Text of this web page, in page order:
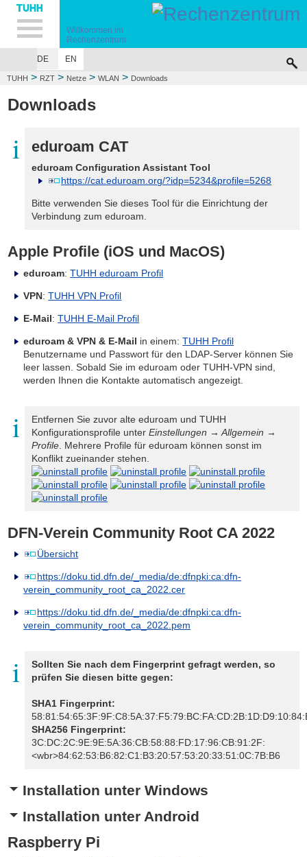
Hauptnavigation
Unternavigation
Inhalt
Suche
Willkommen im
Rechenzentrum
DE
EN
TUHH > RZT > Netze > WLAN > Downloads
Downloads
eduroam CAT
eduroam Configuration Assistant Tool
https://cat.eduroam.org/?idp=5234&profile=5268
Bitte verwenden Sie dieses Tool für die Einrichtung der
Verbindung zum eduroam.
Apple Profile (iOS und MacOS)
eduroam:TUHH eduroam Profil
VPN:TUHH VPN Profil
E-Mail:TUHH E-Mail Profil
eduroam & VPN & E-Mail in einem:TUHH Profil
Benutzername und Passwort für den LDAP-Server können Sie
leer lassen. Sobald Sie im eduroam oder TUHH-VPN sind,
werden Ihnen die Kontakte automatisch angezeigt.
Entfernen Sie zuvor alte eduroam und TUHH
Konfigurationsprofile unterEinstellungen → Allgemein →
Profile . Mehrere Profile für eduroam können sonst im
Konflikt zueinander stehen.
DFN-Verein Community Root CA 2022
Übersicht
https://doku.tid.dfn.de/_media/de:dfnpki:ca:dfn-
verein_community_root_ca_2022.cer
https://doku.tid.dfn.de/_media/de:dfnpki:ca:dfn-
verein_community_root_ca_2022.pem
Sollten Sie nach dem Fingerprint gefragt werden, so
prüfen Sie diesen bitte gegen:
SHA1 Fingerprint:
SHA256 Fingerprint:
3C:DC:2C:9E:9E:5A:36:CB:58:88:FD:17:96:CB:91:2F:
<wbr>84:62:53:B6:82:C1:B3:20:57:53:20:33:51:0C:7B:B6
Installation unter Windows
Installation unter Android
Raspberry Pi